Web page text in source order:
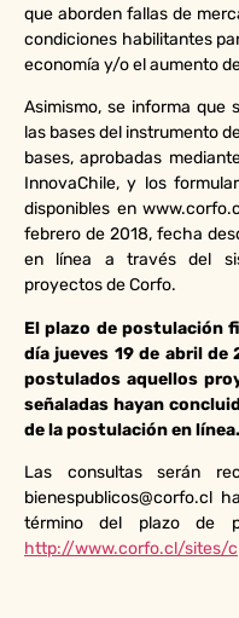
que aborden fallas de
condiciones habilitantes
economía y/o el aumento
Asimismo, se informa que
las bases del instrumento
bases, aprobadas
InnovaChile, y los
disponibles en
febrero de 2018, fecha
en línea a través del
proyectos de Corfo.
El plazo de postulación
día jueves 19 de abril de
postulados aquellos
señaladas hayan
de la postulación en línea.
Las consultas serán
bienespublicos@corfo.cl
término del plazo de
http://www.corfo.cl/sites/